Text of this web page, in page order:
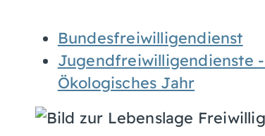
Bundesfreiwilligendienst
Jugendfreiwilligendienste
Ökologisches Jahr